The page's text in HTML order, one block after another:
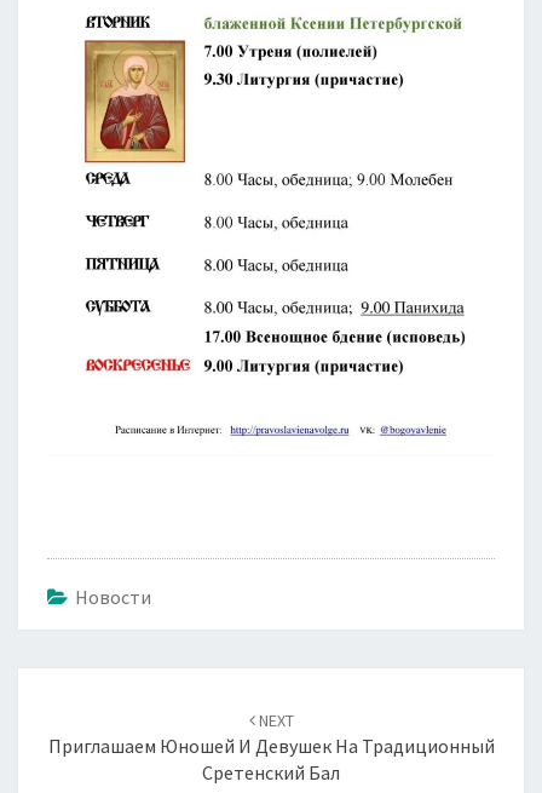
Новости
записям
NEXT
Приглашаем Юношей И Девушек На Традиционный
Сретенский Бал